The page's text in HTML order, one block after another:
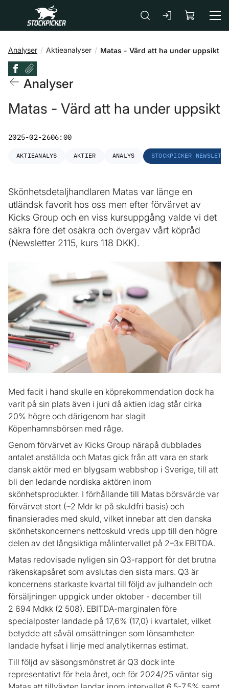
Gå till huvudinnehåll
Analyser Aktieanalyser Matas - Värd att ha under uppsikt
Analyser
Matas - Värd att ha under uppsikt
2025-02-2606:00
AKTIEANALYS AKTIER ANALYS STOCKPICKER
Skönhetsdetaljhandlaren Matas var länge en
utländsk favorit hos oss men efter förvärvet av
Kicks Group och en viss kursuppgång valde vi det
säkra före det osäkra och övergav vårt köpråd
(Newsletter 2115, kurs 118 DKK).
Med facit i hand skulle en köprekommendation dock ha
varit på sin plats även i juni då aktien idag står cirka
20% högre och därigenom har slagit
Köpenhamnsbörsen med råge.
Genom förvärvet av Kicks Group närapå dubblades
antalet anställda och Matas gick från att vara en stark
dansk aktör med en blygsam webbshop i Sverige, till att
bli den ledande nordiska aktören inom
skönhetsprodukter. I förhållande till Matas börsvärde var
förvärvet stort (~2 Mdr kr på skuldfri basis) och
finansierades med skuld, vilket innebar att den danska
skönhetskoncernens nettoskuld vreds upp till den högre
delen av det långsiktiga målintervallet på 2–3x EBITDA.
Matas redovisade nyligen sin Q3-rapport för det brutna
räkenskapsåret som avslutas den sista mars. Q3 är
koncernens starkaste kvartal till följd av julhandeln och
försäljningen uppgick under oktober - december till
2 694 Mdkk (2 508). EBITDA-marginalen före
specialposter landade på 17,6% (17,0) i kvartalet, vilket
betydde att såväl omsättningen som lönsamheten
landade hyfsat i linje med analytikernas estimat.
Till följd av säsongsmönstret är Q3 dock inte
representativt för hela året, och för 2024/25 väntar sig